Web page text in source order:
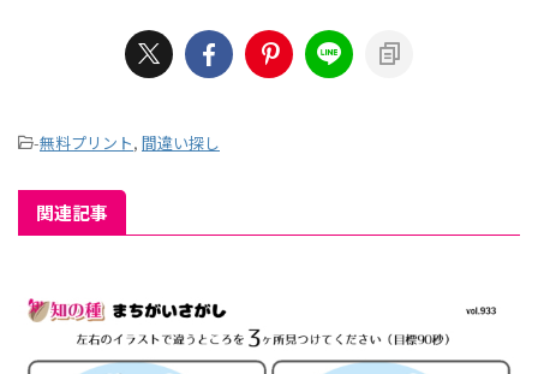
-無料プリント, 間違い探し
関連記事